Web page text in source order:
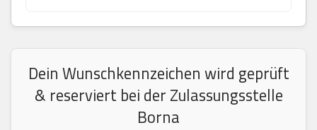
Dein Wunschkennzeichen wird geprüft
& reserviert bei der Zulassungsstelle
Borna